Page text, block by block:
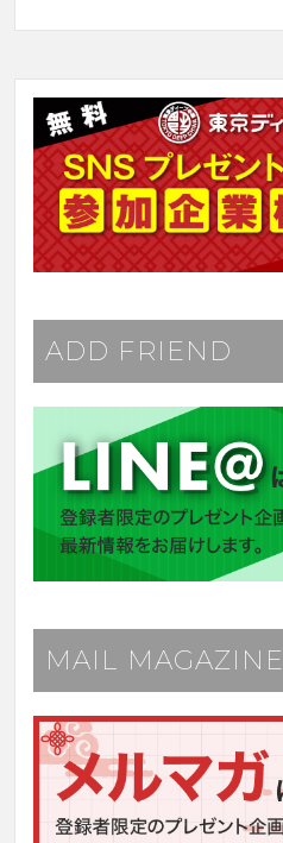
ADD FRIEND
MAIL MAGAZINE